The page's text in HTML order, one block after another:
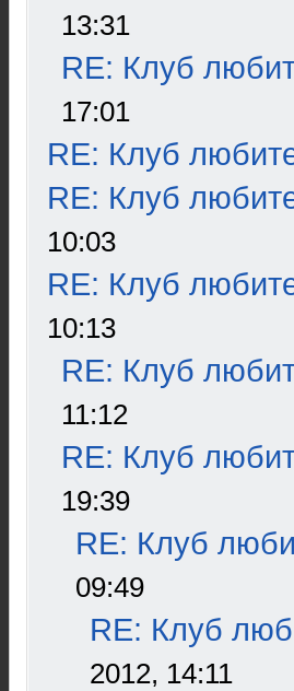
13:31
RE: Клуб
17:01
RE: Клуб
RE: Клуб
10:03
RE: Клуб
10:13
RE: Клуб
11:12
RE: Клуб
19:39
RE: Клуб
09:49
RE: Клуб
2012, 14:11